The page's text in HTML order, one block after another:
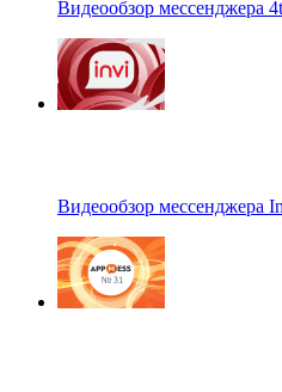
Видеообзор мессенджера
Видеообзор мессенджера